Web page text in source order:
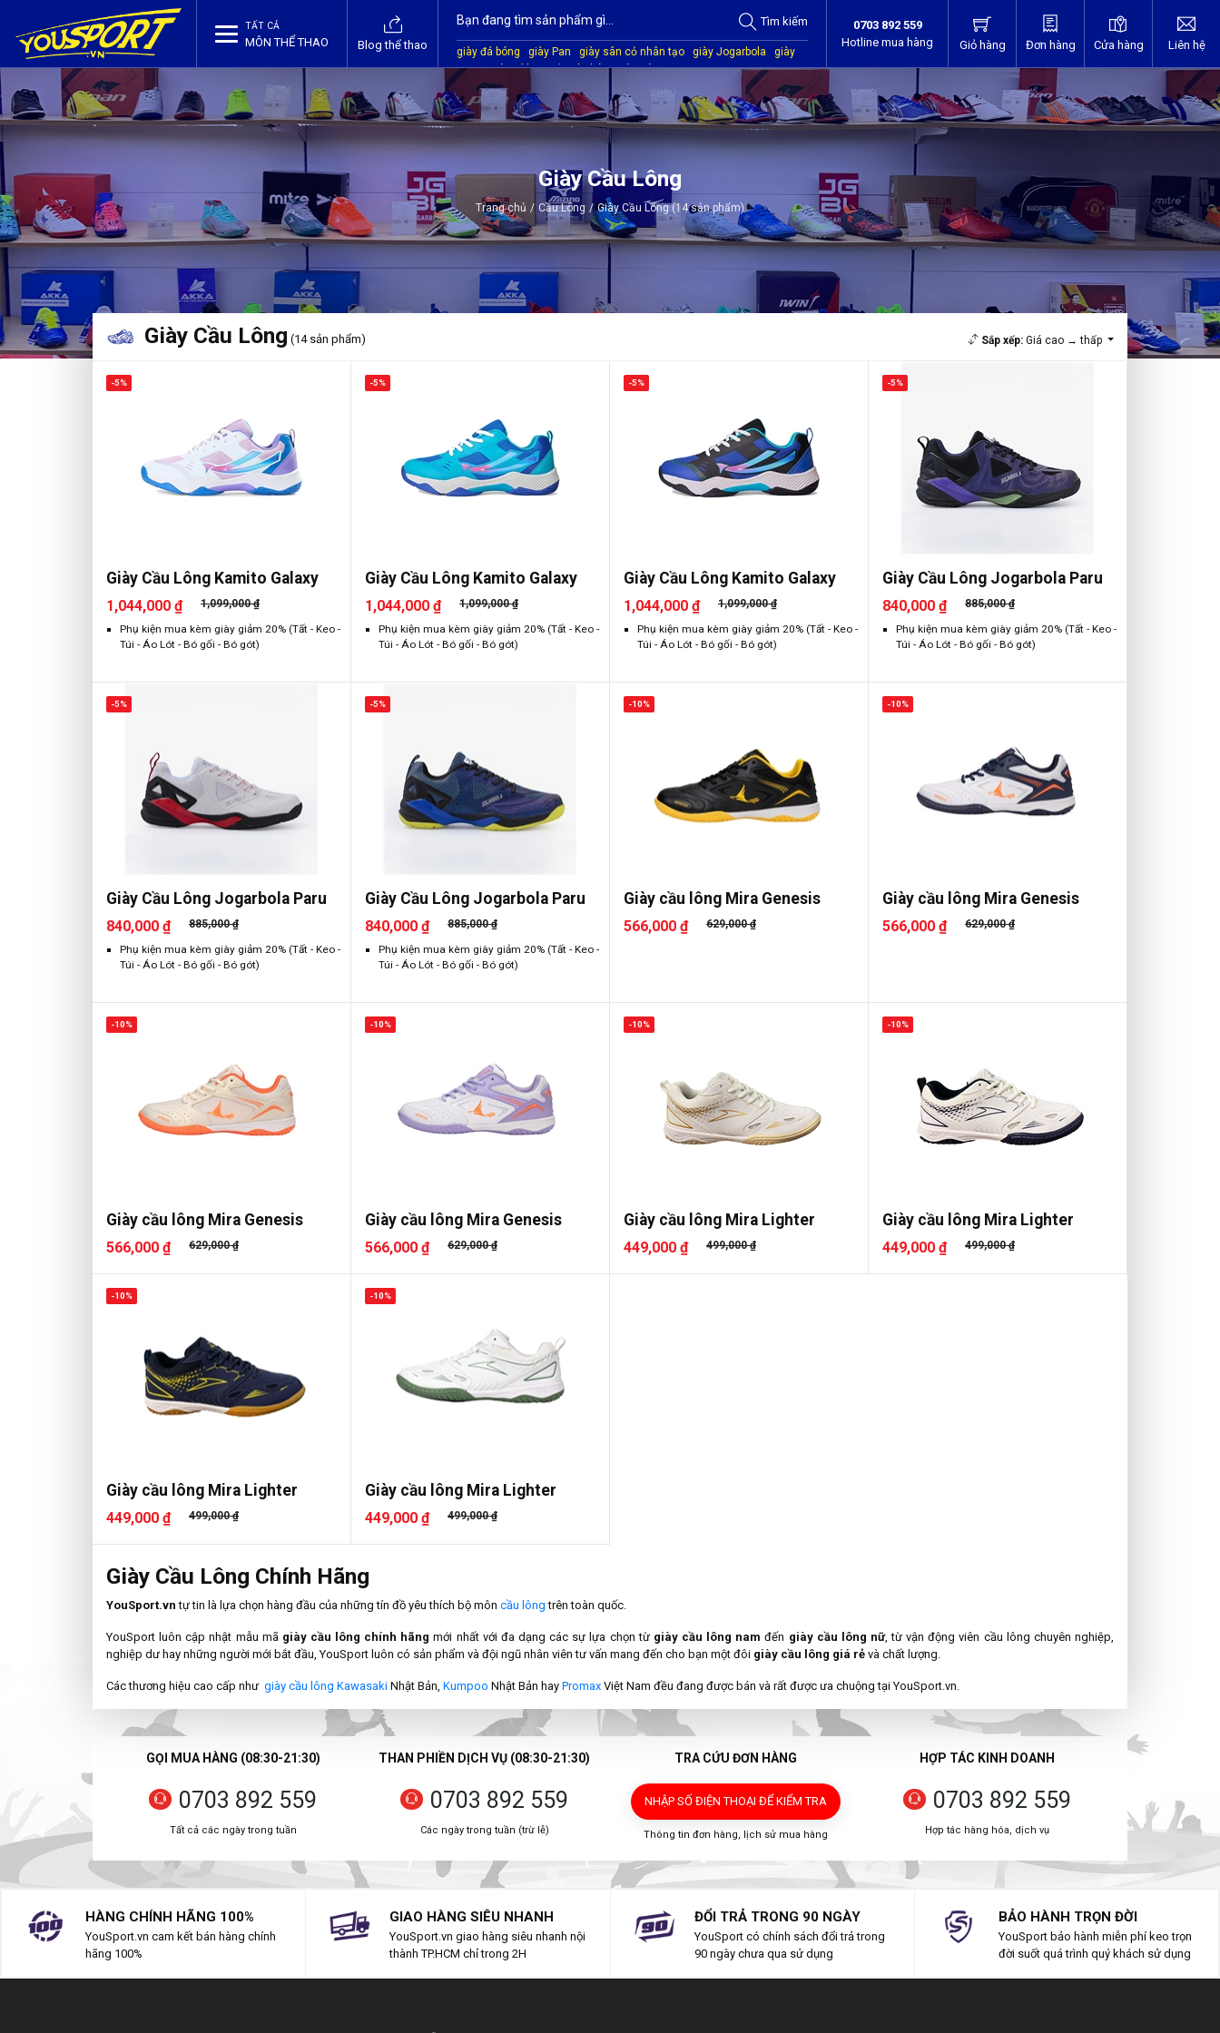
TẤT CẢ
MÔN THỂ THAO Blog thể thao
Tìm kiếm
giày đá bóng giày Pan giày sân cỏ nhân tạo giày Jogarbola
giày
Mitre
giày Akka quần áo bóng đá giày Kamito
0703 892 559
Hotline mua hàng
Giỏ hàng Đơn hàng Cửa hàng Liên hệ
Giày Cầu Lông
Trang chủ / Cầu Lông / Giày Cầu Lông (14 sản phẩm)
Giày Cầu Lông (14 sản phẩm) Sắp xếp:Giá cao → thấp
Giày Cầu Lông Kamito Galaxy
1,044,000 ₫ 1,099,000 ₫
-5%
Phụ kiện mua kèm giày giảm 20% (Tất - Keo -
Túi - Áo Lót - Bó gối - Bó gót)
Giày Cầu Lông Kamito Galaxy
1,044,000 ₫ 1,099,000 ₫
-5%
Phụ kiện mua kèm giày giảm 20% (Tất - Keo -
Túi - Áo Lót - Bó gối - Bó gót)
Giày Cầu Lông Kamito Galaxy
1,044,000 ₫ 1,099,000 ₫
-5%
Phụ kiện mua kèm giày giảm 20% (Tất - Keo -
Túi - Áo Lót - Bó gối - Bó gót)
Giày Cầu Lông Jogarbola Paru
840,000 ₫ 885,000 ₫
-5%
Phụ kiện mua kèm giày giảm 20% (Tất - Keo -
Túi - Áo Lót - Bó gối - Bó gót)
Giày Cầu Lông Jogarbola Paru
840,000 ₫ 885,000 ₫
-5%
Phụ kiện mua kèm giày giảm 20% (Tất - Keo -
Túi - Áo Lót - Bó gối - Bó gót)
Giày Cầu Lông Jogarbola Paru
840,000 ₫ 885,000 ₫
-5%
Phụ kiện mua kèm giày giảm 20% (Tất - Keo -
Túi - Áo Lót - Bó gối - Bó gót)
Giày cầu lông Mira Genesis
566,000 ₫ 629,000 ₫
-10%
Giày cầu lông Mira Genesis
566,000 ₫ 629,000 ₫
-10%
Giày cầu lông Mira Genesis
566,000 ₫ 629,000 ₫
-10%
Giày cầu lông Mira Genesis
566,000 ₫ 629,000 ₫
-10%
Giày cầu lông Mira Lighter
449,000 ₫ 499,000 ₫
-10%
Giày cầu lông Mira Lighter
449,000 ₫ 499,000 ₫
-10%
Giày cầu lông Mira Lighter
449,000 ₫ 499,000 ₫
-10%
Giày cầu lông Mira Lighter
449,000 ₫ 499,000 ₫
-10%
Giày Cầu Lông Chính Hãng
YouSport.vn tự tin là lựa chọn hàng đầu của những tín đồ yêu thích bộ môn cầu lôngtrên toàn quốc.
YouSport luôn cập nhật mẫu mã giày cầu lông chính hãng mới nhất với đa dạng các sự lựa chọn từ giày cầu lông nam đến giày cầu lông nữ, từ vận động viên cầu lông chuyên nghiệp,
nghiệp dư hay những người mới bắt đầu, YouSport luôn có sản phẩm và đội ngũ nhân viên tư vấn mang đến cho bạn một đôi giày cầu lông giá rẻ và chất lượng.
Các thương hiệu cao cấp như giày cầu lông Kawasaki Nhật Bản, Kumpoo Nhật Bản hay Promax Việt Nam đều đang được bán và rất được ưa chuộng tại YouSport.vn.
GỌI MUA HÀNG (08:30-21:30)
0703 892 559
Tất cả các ngày trong tuần
THAN PHIỀN DỊCH VỤ (08:30-21:30)
0703 892 559
Các ngày trong tuần (trừ lễ)
TRA CỨU ĐƠN HÀNG
NHẬP SỐ ĐIỆN THOẠI ĐỂ KIỂM TRA
Thông tin đơn hàng, lịch sử mua hàng
HỢP TÁC KINH DOANH
0703 892 559
Hợp tác hàng hóa, dịch vụ
HÀNG CHÍNH HÃNG 100%
YouSport.vn cam kết bán hàng chính
hãng 100%
GIAO HÀNG SIÊU NHANH
YouSport.vn giao hàng siêu nhanh nội
thành TP.HCM chỉ trong 2H
ĐỔI TRẢ TRONG 90 NGÀY
YouSport có chính sách đổi trả trong
90 ngày chưa qua sử dụng
BẢO HÀNH TRỌN ĐỜI
YouSport bảo hành miễn phí keo trọn
đời suốt quá trình quý khách sử dụng